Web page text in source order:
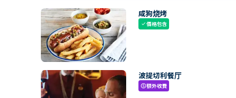
咸狗烧烤
check價格包含
波提切利餐厅
paid額外收費